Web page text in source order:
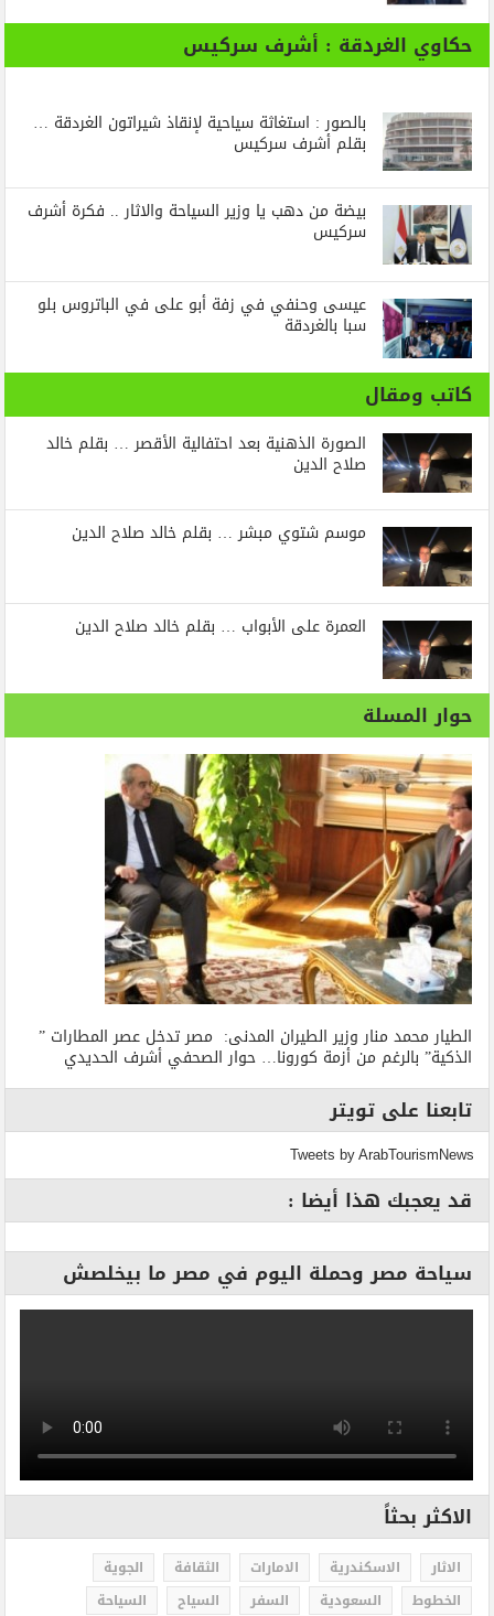
حكاوي الغردقة : أشرف سركيس
بالصور : استغاثة سياحية لإنقاذ شيراتون الغردقة …
بقلم أشرف سركيس
بيضة من دهب يا وزير السياحة والاثار .. فكرة أشرف
سركيس
عيسى وحنفي في زفة أبو على في الباتروس بلو
سبا بالغردقة
كاتب ومقال
الصورة الذهنية بعد احتفالية الأقصر … بقلم خالد
صلاح الدين
موسم شتوي مبشر … بقلم خالد صلاح الدين
العمرة على الأبواب … بقلم خالد صلاح الدين
حوار المسلة
الطيار محمد منار وزير الطيران المدنى: مصر تدخل عصر المطارات ”
الذكية” بالرغم من أزمة كورونا… حوار الصحفي أشرف الحديدي
تابعنا على تويتر
Tweets by ArabTourismNews
قد يعجبك هذا أيضا :
سياحة مصر وحملة اليوم في مصر ما بيخلصش
الاكثر بحثاً
الاثار الاسكندرية الامارات الثقافة
الجوية
الخطوط
السعودية السفر السياح السياحة